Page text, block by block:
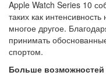
Apple Watch Series 10
таких как
многое другое.
принимать
спортом.
Больше